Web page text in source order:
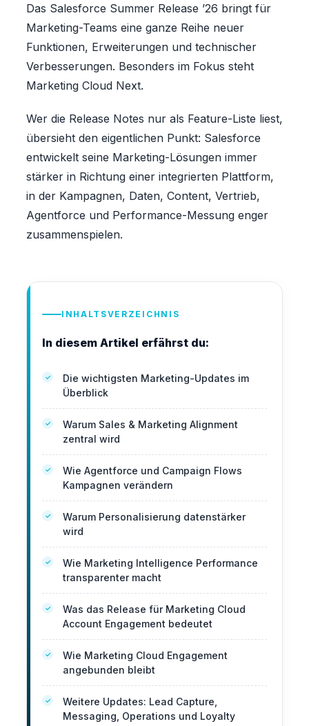
Das Salesforce Summer Release ’26 bringt für
Marketing-Teams eine ganze Reihe neuer
Funktionen, Erweiterungen und technischer
Verbesserungen. Besonders im Fokus steht
Marketing Cloud Next.
Wer die Release Notes nur als Feature-Liste liest,
übersieht den eigentlichen Punkt: Salesforce
entwickelt seine Marketing-Lösungen immer
stärker in Richtung einer integrierten Plattform,
in der Kampagnen, Daten, Content, Vertrieb,
Agentforce und Performance-Messung enger
zusammenspielen.
INHALTSVERZEICHNIS
In diesem Artikel erfährst du:
Die wichtigsten Marketing-Updates im
Überblick
Warum Sales & Marketing Alignment
zentral wird
Wie Agentforce und Campaign Flows
Kampagnen verändern
Warum Personalisierung datenstärker
wird
Wie Marketing Intelligence Performance
transparenter macht
Was das Release für Marketing Cloud
Account Engagement bedeutet
Wie Marketing Cloud Engagement
angebunden bleibt
Weitere Updates: Lead Capture,
Messaging, Operations und Loyalty